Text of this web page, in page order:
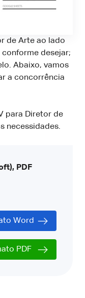
de Arte ao lado
desejar;
Abaixo, vamos
a concorrência
para Diretor de
necessidades.
PDF
Word
PDF